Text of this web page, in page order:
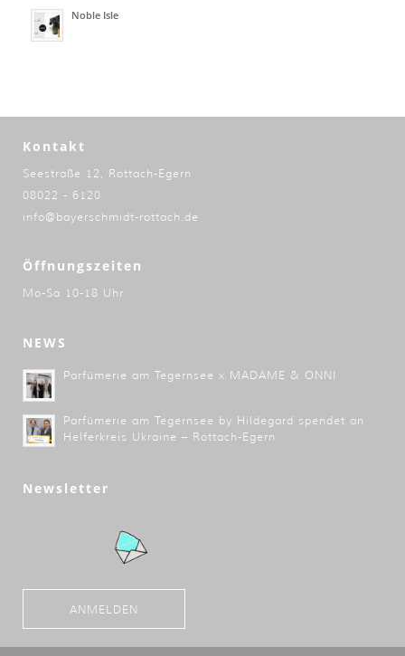
Noble Isle
Kontakt
Seestraße 12, Rottach-Egern
08022 - 6120
info@bayerschmidt-rottach.de
Öffnungszeiten
Mo-Sa 10-18 Uhr
NEWS
Parfümerie am Tegernsee x MADAME & ONNI
Parfümerie am Tegernsee by Hildegard spendet an
Helferkreis Ukraine – Rottach-Egern
Newsletter
ANMELDEN